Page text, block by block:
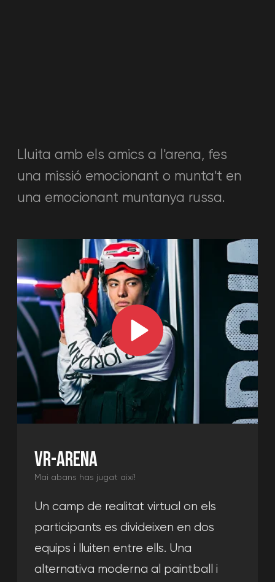
ZONA DE LAUGA
Espai còmode per a esdeveniments.
Aquí pots celebrar qualsevol festa i
divertir-te amb els teus amics jugant,
esperant l'arena.
Més →
Esdeveniment memorable
per a qualsevol edat i
pressupost!